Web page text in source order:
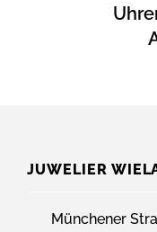
JUWELIER
Münchener